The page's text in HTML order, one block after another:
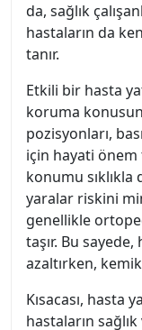
da, sağlık
hastaların da
tanır.
Etkili bir hasta
koruma
pozisyonları,
için hayati önem
konumu
yaralar riskini
genellikle
taşır. Bu
azaltırken, kemik
Kısacası, hasta
hastaların